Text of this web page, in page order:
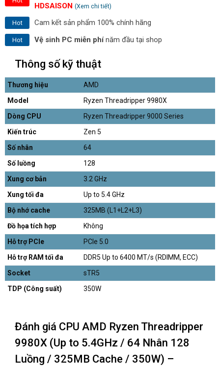
HDSAISON (Xem chi tiết)
Hot Cam kết sản phẩm 100% chính hãng
Hot Vệ sinh PC miễn phínăm đầu tại shop
Thông số kỹ thuật
Thương hiệu
AMD
Model
Ryzen Threadripper 9980X
Dòng CPU
Ryzen Threadripper 9000 Series
Kiến trúc
Zen 5
Số nhân
64
Số luồng
128
Xung cơ bản
3.2 GHz
Xung tối đa
Up to 5.4 GHz
Bộ nhớ cache
325MB (L1+L2+L3)
Đồ họa tích hợp
Không
Hỗ trợ PCIe
PCIe 5.0
Hỗ trợ RAM tối đa
DDR5 Up to 6400 MT/s (RDIMM, ECC)
Socket
sTR5
TDP (Công suất)
350W
Đánh giá CPU AMD Ryzen Threadripper
9980X (Up to 5.4GHz / 64 Nhân 128
Luồng / 325MB Cache / 350W) –